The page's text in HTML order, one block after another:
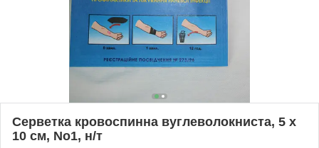
Серветка кровоспинна вуглеволокниста, 5 x
10 см, No1, н/т